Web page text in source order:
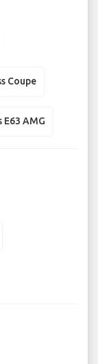
Coupe
E63 AMG